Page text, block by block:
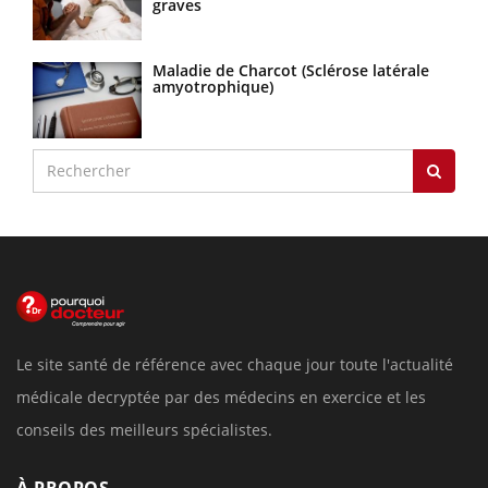
graves
Maladie de Charcot (Sclérose latérale
amyotrophique)
Le site santé de référence avec chaque jour toute l'actualité
médicale decryptée par des médecins en exercice et les
conseils des meilleurs spécialistes.